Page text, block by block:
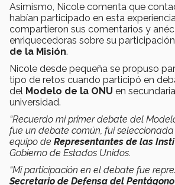
Asimismo, Nicole comenta que
habían participado en esta
compartieron sus comentarios y
enriquecedoras sobre su
de la Misión.
Nicole desde pequeña se propuso
tipo de retos cuando participó en
del Modelo de la ONU en
universidad.
“Recuerdo mi primer debate del
fue un debate común, fui
equipo de Representantes de las
Gobierno de Estados Unidos.
“Mi participación en el debate fue
Secretario de Defensa del Pentágono